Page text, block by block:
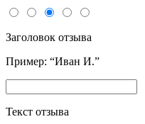
Заголовок отзыва
Пример: “Иван И.”
Текст отзыва